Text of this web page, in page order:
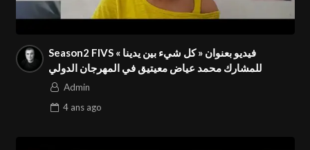
Season2 FIVS فيديو بعنوان « كل شيء بين يدينا »
للمشارك محمد عياض معيتيق في المهرجان الدولي
Admin
4 ans ago